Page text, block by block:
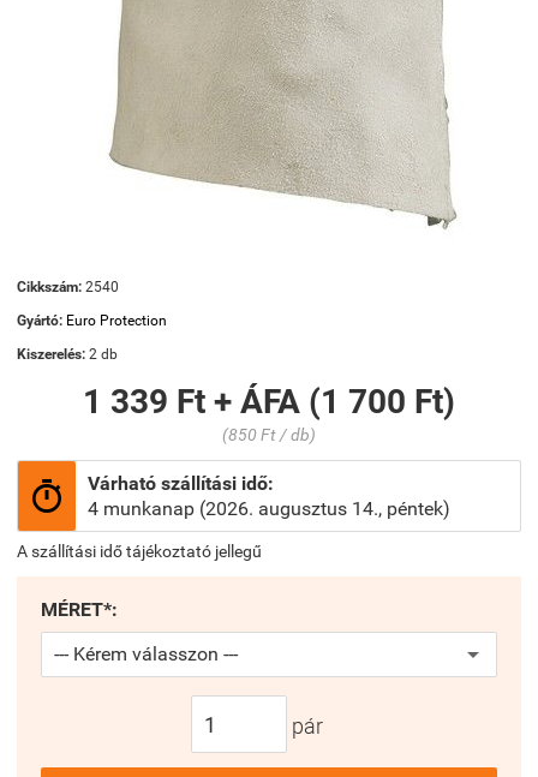
Cikkszám: 2540
Gyártó: Euro Protection
Kiszerelés: 2 db
1 339 Ft + ÁFA (1 700 Ft)
(850 Ft / db)

Várható szállítási idő:
4 munkanap (2026. augusztus 14., péntek)
A szállítási idő tájékoztató jellegű
MÉRET*:
pár